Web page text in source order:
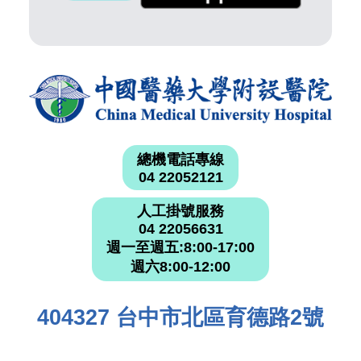
總機電話專線
04 22052121
人工掛號服務
04 22056631
週一至週五:8:00-17:00
週六8:00-12:00
404327 台中市北區育德路2號